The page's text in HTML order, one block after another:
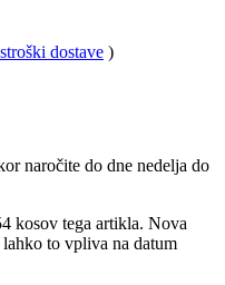
dostave )
naročite do dne nedelja do
kosov tega artikla. Nova
to vpliva na datum